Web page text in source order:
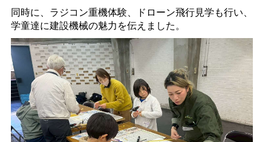
同時に、ラジコン重機体験、ドローン飛行見学も行い、
学童達に建設機械の魅力を伝えました。